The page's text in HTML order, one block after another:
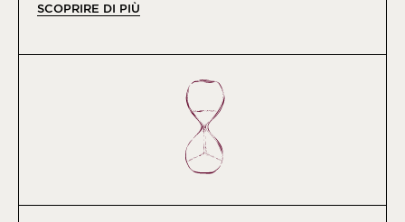
SCOPRIRE DI PIÙ